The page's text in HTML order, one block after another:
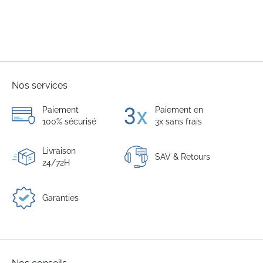
Nos services
Paiement
100% sécurisé
Paiement en
3x sans frais
Livraison
24/72H
SAV & Retours
Garanties